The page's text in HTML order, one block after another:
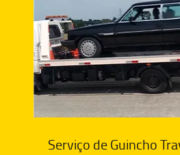
Serviço de Guincho